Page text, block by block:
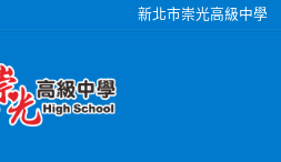
新北市崇光高級中學